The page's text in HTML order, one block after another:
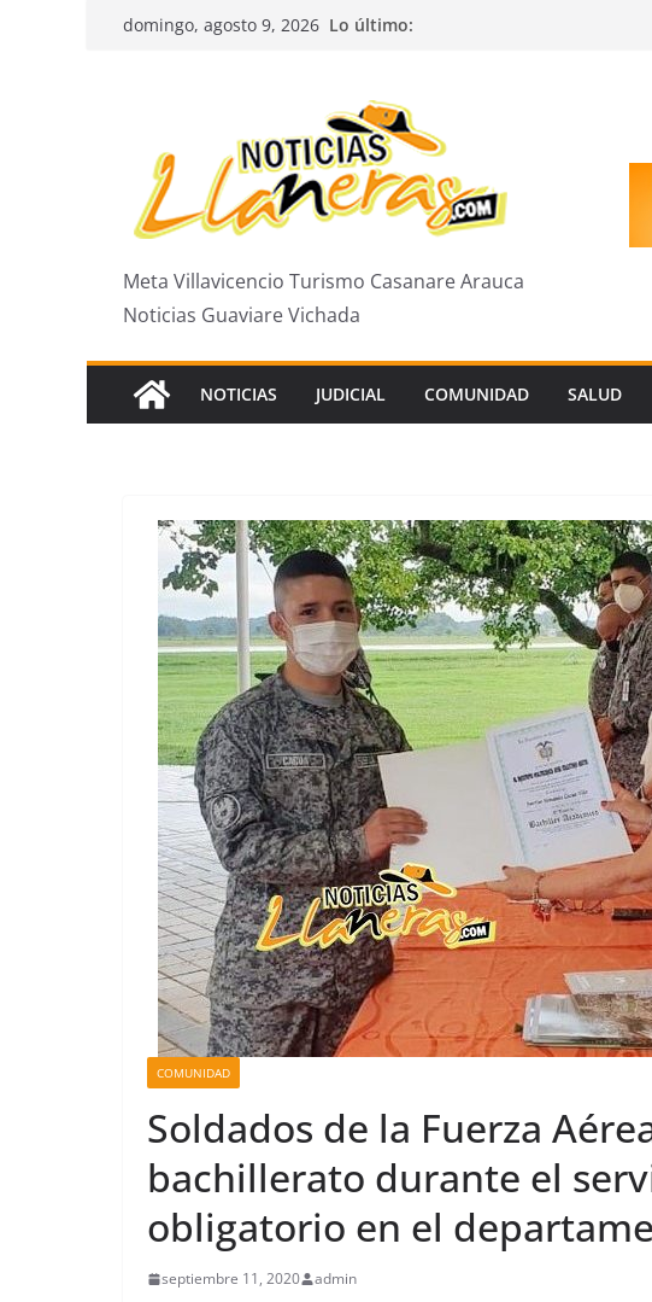
Saltardomingo, agosto 9, 2026 Lo último:
Meta Villavicencio Turismo Casanare Arauca
Noticias Guaviare Vichada
NOTICIAS JUDICIAL COMUNIDAD SALUD
COMUNIDAD
Soldados de la Fuerza
bachillerato durante el
obligatorio en el
septiembre 11, 2020 admin